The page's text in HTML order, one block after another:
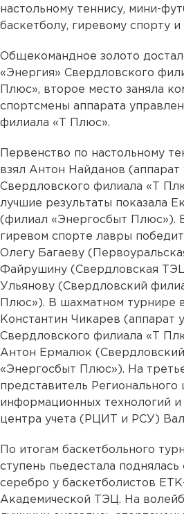
настольному теннису, мини-
баскетболу, гиревому спорту и
Общекомандное золото
«Энергия» Свердловского
Плюс», второе место заняла
спортсмены аппарата
филиала «Т Плюс».
Первенство по настольному
взял Антон Найданов (аппарат
Свердловского филиала «Т
лучшие результаты показала
(филиал «Энергосбыт Плюс»).
гиревом спорте лавры
Олегу Багаеву
Файрушину (Свердловская
Ульянову (Свердловский
Плюс»). В шахматном турнире
Константин Чикарев (аппарат
Свердловского филиала «Т
Антон Ермалюк
«Энергосбыт Плюс»). На
представитель Регионального
информационных технологий и
центра учета (РЦИТ и РСУ)
По итогам баскетбольного
ступень пьедестала поднялась
серебро у баскетболистов
Академической ТЭЦ. На